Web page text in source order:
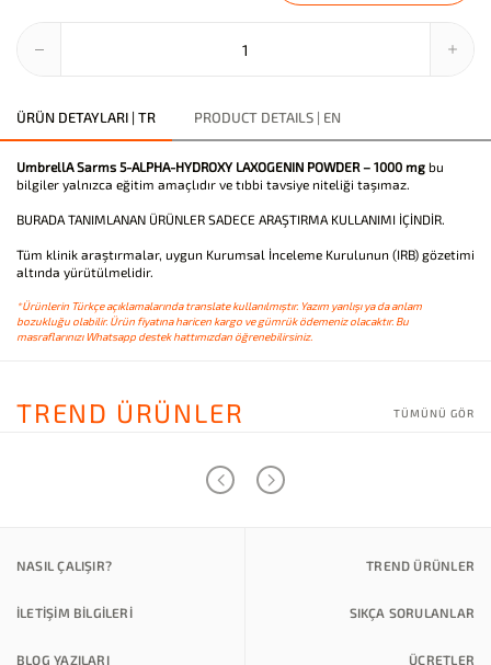
ÜRÜN DETAYLARI | TR PRODUCT DETAILS | EN
UmbrellA Sarms 5-ALPHA-HYDROXY LAXOGENIN POWDER – 1000 mg bu
bilgiler yalnızca eğitim amaçlıdır ve tıbbi tavsiye niteliği taşımaz.
BURADA TANIMLANAN ÜRÜNLER SADECE ARAŞTIRMA KULLANIMI İÇİNDİR.
Tüm klinik araştırmalar, uygun Kurumsal İnceleme Kurulunun (IRB) gözetimi
altında yürütülmelidir.
*Ürünlerin Türkçe açıklamalarında translate kullanılmıştır. Yazım yanlışı ya da anlam
bozukluğu olabilir. Ürün fiyatına haricen kargo ve gümrük ödemeniz olacaktır. Bu
masraflarınızı Whatsapp destek hattımızdan öğrenebilirsiniz.
TREND ÜRÜNLER TÜMÜNÜ GÖR
NASIL ÇALIŞIR? TREND ÜRÜNLER
İLETİŞİM BİLGİLERİ SIKÇA SORULANLAR
BLOG YAZILARI ÜCRETLER